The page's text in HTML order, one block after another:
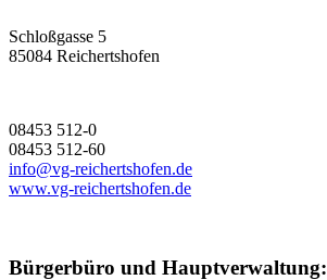
Schloßgasse 5
85084 Reichertshofen
08453 512-0
08453 512-60
info@vg-reichertshofen.de
www.vg-reichertshofen.de
Bürgerbüro und Hauptverwaltung: